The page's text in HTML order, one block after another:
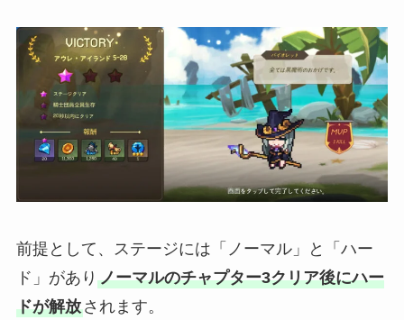
前提として、ステージには「ノーマル」と「ハー
ド」があり ノーマルのチャプター3クリア後にハー
ドが解放されます。